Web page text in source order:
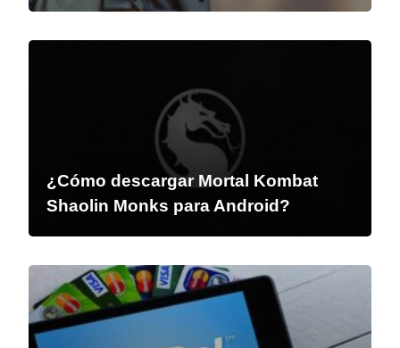
¿Cómo descargar Mortal Kombat
Shaolin Monks para Android?